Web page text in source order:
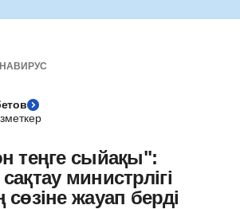
теңге сыйақы":
министрлігі
жауап берді